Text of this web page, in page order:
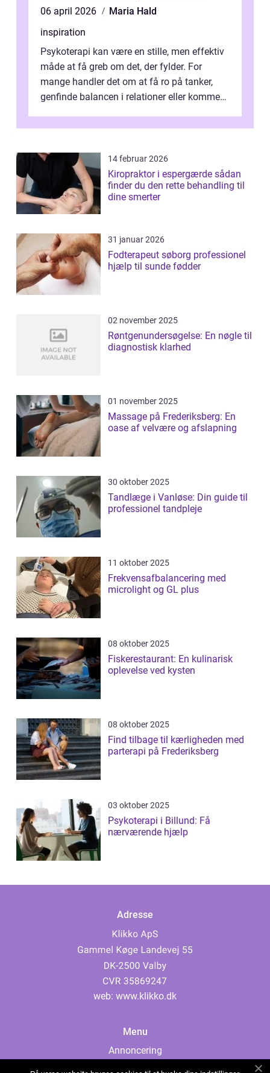
06 april 2026
Maria Hald
inspiration
Psykoterapi kan være en stille, men effektiv
måde at få greb om det, der fylder. For
mange handler det om at få ro på tanker,
genfinde balancen i relationer eller komme
14 februar 2026
Kiropraktor i espergærde sådan
finder du den rette behandling til
dine smerter
31 januar 2026
Fodterapeut søborg professionel
hjælp til sunde fødder
02 november 2025
Røntgenundersøgelse: En nøgle til
diagnostisk klarhed
01 november 2025
Massage på Frederiksberg: En
oase af velvære og afslapning
30 oktober 2025
Tandlæge i Vanløse: Din guide til
professionel tandpleje
11 oktober 2025
Frekvensafbalancering med
microlight og GL plus
08 oktober 2025
Fiskerestaurant: En kulinarisk
oplevelse ved kysten
08 oktober 2025
Find tilbage til kærligheden med
parterapi på Frederiksberg
03 oktober 2025
Psykoterapi i Billund: Få
nærværende hjælp
Adresse
web: www.klikko.dk
Menu
Annoncering